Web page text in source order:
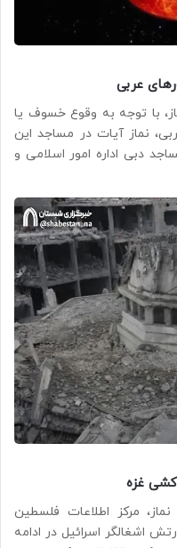
عربی
با توجه به وقوع خسوف یا
نماز آیات در مساجد این
دبی اداره امور اسلامی و
مرکز اطلاعات فلسطین
اشغالگر اسرائیل در ادامه